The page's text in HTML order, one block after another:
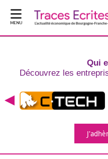
MENU
Qui
Découvrez les